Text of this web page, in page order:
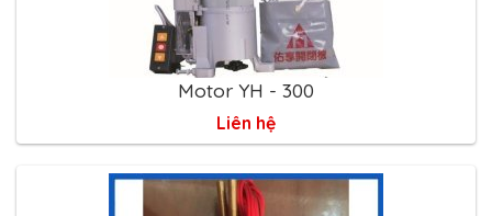
Motor YH - 300
Liên hệ